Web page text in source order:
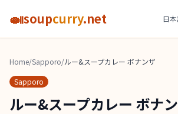
🍛soupcurry.net 日
Home/Sapporo/ルー&スープカレー ボナンザ
Sapporo
ルー&スープカレー ボナ